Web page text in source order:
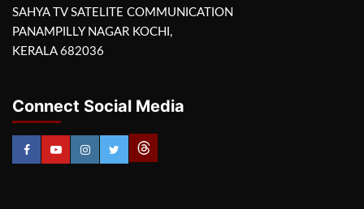
SAHYA TV SATELITE COMMUNICATION
PANAMPILLY NAGAR KOCHI,
KERALA 682036
Connect Social Media